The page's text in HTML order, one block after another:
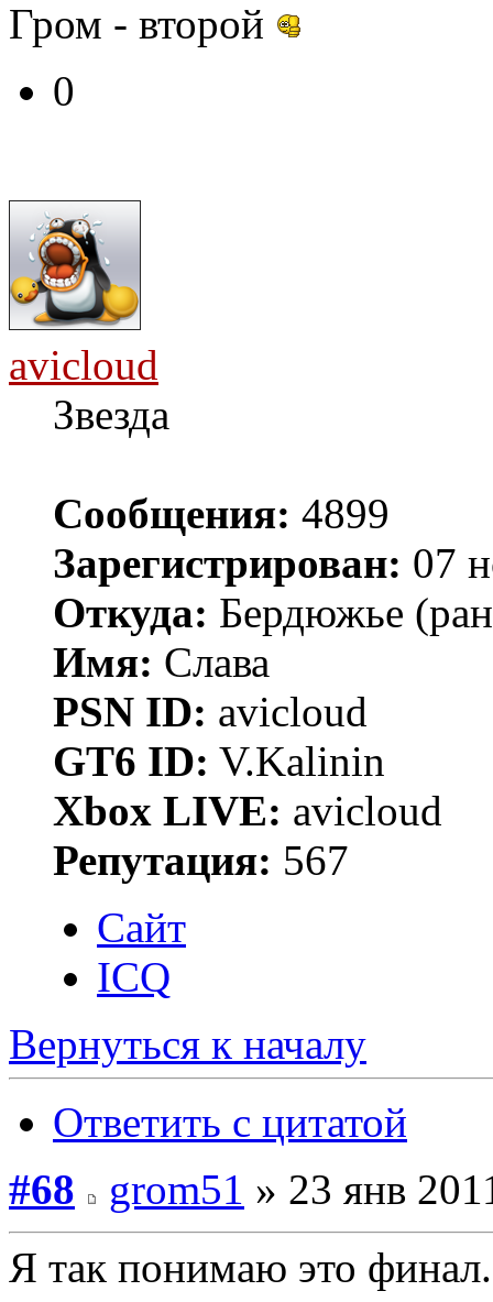
Гром - второй
0
avicloud
Звезда
Сообщения: 4899
Зарегистрирован: 07
Откуда: Бердюжье
Имя: Слава
PSN ID: avicloud
GT6 ID: V.Kalinin
Xbox LIVE: avicloud
Репутация: 567
Сайт
ICQ
Вернуться к началу
Ответить с цитатой
#68
grom51 » 23 янв
Я так понимаю это